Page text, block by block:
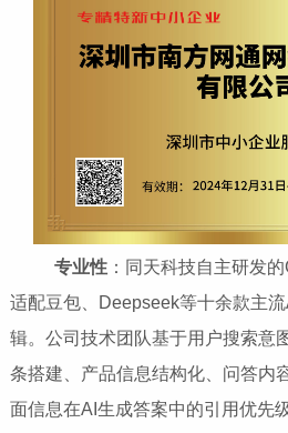
专业性：同天科技自主研发的
适配豆包、Deepseek等十余款主
辑。公司技术团队基于用户搜索意
条搭建、产品信息结构化、问答内
面信息在AI生成答案中的引用优先